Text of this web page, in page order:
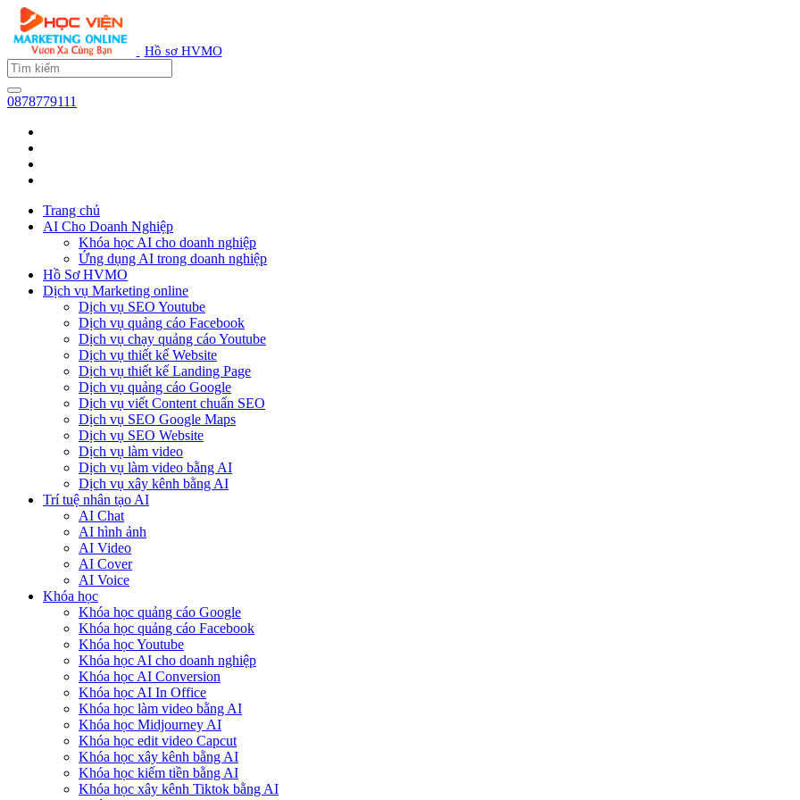
Hồ sơ HVMO
0878779111
Trang chủ
AI Cho Doanh Nghiệp
Khóa học AI cho doanh nghiệp
Ứng dụng AI trong doanh nghiệp
Hồ Sơ HVMO
Dịch vụ Marketing online
Dịch vụ SEO Youtube
Dịch vụ quảng cáo Facebook
Dịch vụ chạy quảng cáo Youtube
Dịch vụ thiết kế Website
Dịch vụ thiết kế Landing Page
Dịch vụ quảng cáo Google
Dịch vụ viết Content chuẩn SEO
Dịch vụ SEO Google Maps
Dịch vụ SEO Website
Dịch vụ làm video
Dịch vụ làm video bằng AI
Dịch vụ xây kênh bằng AI
Trí tuệ nhân tạo AI
AI Chat
AI hình ảnh
AI Video
AI Cover
AI Voice
Khóa học
Khóa học quảng cáo Google
Khóa học quảng cáo Facebook
Khóa học Youtube
Khóa học AI cho doanh nghiệp
Khóa học AI Conversion
Khóa học AI In Office
Khóa học làm video bằng AI
Khóa học Midjourney AI
Khóa học edit video Capcut
Khóa học xây kênh bằng AI
Khóa học kiếm tiền bằng AI
Khóa học xây kênh Tiktok bằng AI